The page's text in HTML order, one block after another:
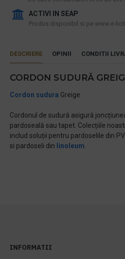
ACTIVI IN SEAP
Produs disponibil si pe www.e-
DESCRIERE OPINII CONDITII
CORDON SUDURĂ
Cordon sudura Greige
Cordonul de sudură asigură
pardoseală sau tapet. Colecțiile
includ soluții pentru pardoselile din
si pardoseli din linoleum
INFORMATII